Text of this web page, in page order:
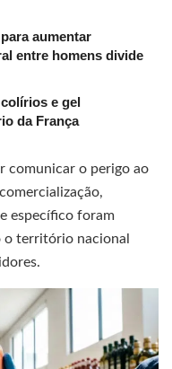
aumentar
entre homens divide
e gel
da França
comunicar o perigo ao
específico foram
o território nacional